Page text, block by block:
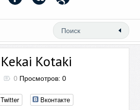
Kotaki
0 Просмотров: 0
Twitter
Вконтакте